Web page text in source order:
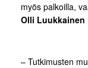
myös palkoilla,
Olli Luukkainen
– Tutkimusten